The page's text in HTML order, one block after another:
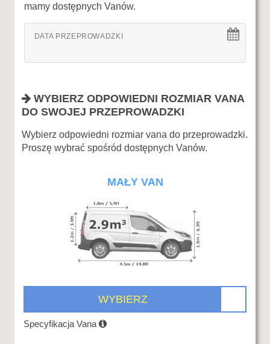
mamy dostępnych Vanów.
DATA PRZEPROWADZKI
WYBIERZ ODPOWIEDNI ROZMIAR VANA
DO SWOJEJ PRZEPROWADZKI
Wybierz odpowiedni rozmiar vana do przeprowadzki.
Proszę wybrać spośród dostępnych Vanów.
MAŁY VAN
WYBIERZ
Specyfikacja Vana